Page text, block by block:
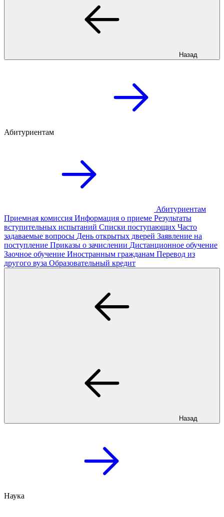
Назад
Абитуриентам
Абитуриентам
Приемная комиссия Информация о приеме Результаты
вступительных испытаний Списки поступающих Часто
задаваемые вопросы День открытых дверей Заявление на
поступление Приказы о зачислении Дистанционное обучение
Заочное обучение Иностранным гражданам Перевод из
другого вуза Образовательный кредит
Назад
Наука